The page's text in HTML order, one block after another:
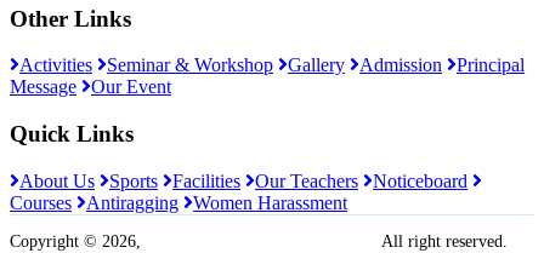
Other Links
Activities Seminar & Workshop Gallery Admission
Principal
Message
Our Event
Quick Links
About Us Sports Facilities Our Teachers
Noticeboard
Courses
Antiragging Women Harassment
Copyright © 2026, All right reserved.